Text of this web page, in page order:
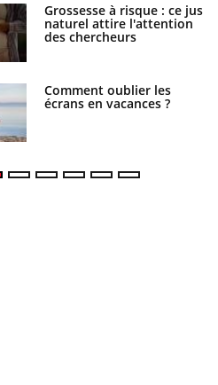
Grossesse à risque : ce jus
naturel attire l'attention
des chercheurs
Comment oublier les
écrans en vacances ?